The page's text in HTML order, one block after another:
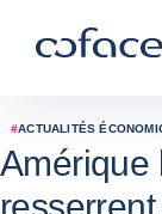
Coface, for
Retour à la page
#ACTUALITÉS
Amérique